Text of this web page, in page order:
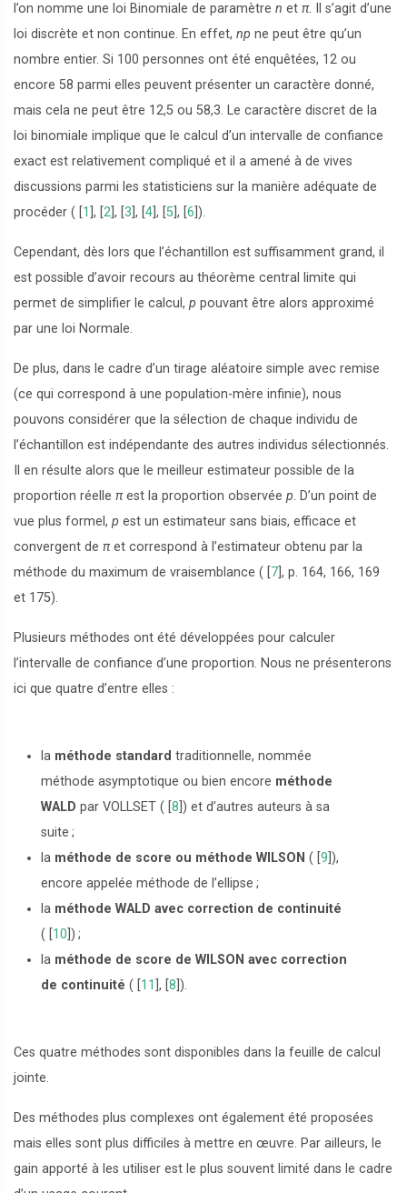
l’on nomme une loi Binomiale de paramètre n et π. Il s’agit d’une
loi discrète et non continue. En effet, np ne peut être qu’un
nombre entier. Si 100 personnes ont été enquêtées, 12 ou
encore 58 parmi elles peuvent présenter un caractère donné,
mais cela ne peut être 12,5 ou 58,3. Le caractère discret de la
loi binomiale implique que le calcul d’un intervalle de confiance
exact est relativement compliqué et il a amené à de vives
discussions parmi les statisticiens sur la manière adéquate de
procéder ( 1 , 2 , 3 , 4 , 5 , 6 ).
Cependant, dès lors que l’échantillon est suffisamment grand, il
est possible d’avoir recours au théorème central limite qui
permet de simplifier le calcul, p pouvant être alors approximé
par une loi Normale.
De plus, dans le cadre d’un tirage aléatoire simple avec remise
(ce qui correspond à une population-mère infinie), nous
pouvons considérer que la sélection de chaque individu de
l’échantillon est indépendante des autres individus sélectionnés.
Il en résulte alors que le meilleur estimateur possible de la
proportion réelle πest la proportion observée p. D’un point de
vue plus formel, p est un estimateur sans biais, efficace et
convergent de πet correspond à l’estimateur obtenu par la
méthode du maximum de vraisemblance ( 7 , p. 164, 166, 169
et 175).
Plusieurs méthodes ont été développées pour calculer
l’intervalle de confiance d’une proportion. Nous ne présenterons
ici que quatre d’entre elles :
la méthode standard traditionnelle, nommée
méthode asymptotique ou bien encore méthode
WALD par VOLLSET ( 8 ) et d’autres auteurs à sa
suite ;
la méthode de score ou méthode WILSON ( 9 ),
encore appelée méthode de l’ellipse ;
la méthode WALD avec correction de continuité
( 10 ) ;
la méthode de score de WILSON avec correction
de continuité ( 11 , 8 ).
Ces quatre méthodes sont disponibles dans la feuille de calcul
jointe.
Des méthodes plus complexes ont également été proposées
mais elles sont plus difficiles à mettre en œuvre. Par ailleurs, le
gain apporté à les utiliser est le plus souvent limité dans le cadre